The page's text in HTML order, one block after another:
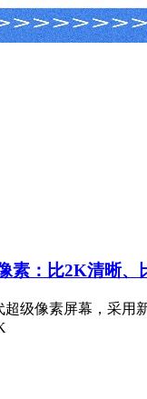
素：比2K清晰、
级像素屏幕，采用